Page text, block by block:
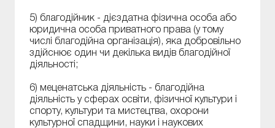
5) благодійник - дієздатна фізична особа або
юридична особа приватного права (у тому
числі благодійна організація), яка добровільно
здійснює один чи декілька видів благодійної
діяльності;
6) меценатська діяльність - благодійна
діяльність у сферах освіти, фізичної культури і
спорту, культури та мистецтва, охорони
культурної спадщини, науки і наукових